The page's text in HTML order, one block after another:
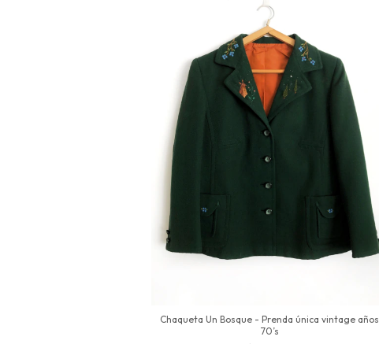
Chaqueta Un Bosque - Prenda única vintage años
70’s